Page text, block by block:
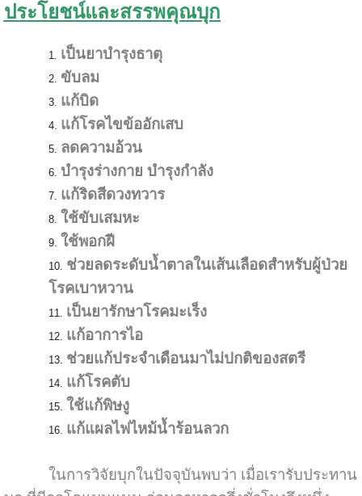
ประโยชน์และสรรพคุณบุก
เป็นยาบำรุงธาตุ
ขับลม
แก้บิด
แก้โรคไขข้ออักเสบ
ลดความอ้วน
บำรุงร่างกาย บำรุงกำลัง
แก้ริดสีดวงทวาร
ใช้ขับเสมหะ
ใช้พอกฝี
ช่วยลดระดับน้ำตาลในเส้นเลือดสำหรับผู้ป่วย
โรคเบาหวาน
เป็นยารักษาโรคมะเร็ง
แก้อาการไอ
ช่วยแก้ประจำเดือนมาไม่ปกติของสตรี
แก้โรคตับ
ใช้แก้พิษงู
แก้แผลไฟไหม้น้ำร้อนลวก
ในการวิจัยบุกในปัจจุบันพบว่า เมื่อเรารับประทาน